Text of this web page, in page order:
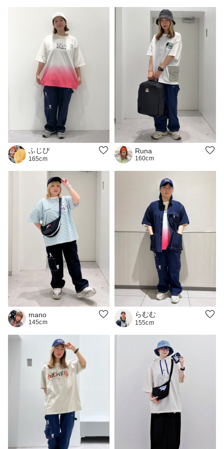
ふじぴ
165cm
Runa
160cm
mano
145cm
らむむ
155cm